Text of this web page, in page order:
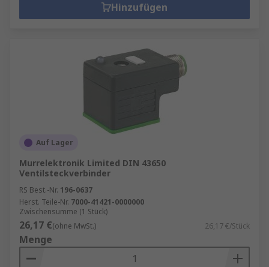
Hinzufügen
Auf Lager
Murrelektronik Limited DIN 43650
Ventilsteckverbinder
RS Best.-Nr. 196-0637
Herst. Teile-Nr. 7000-41421-0000000
Zwischensumme (1 Stück)
26,17 €(ohne MwSt.) 26,17 €/Stück
Menge